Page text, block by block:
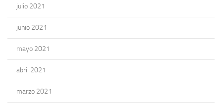
julio 2021
junio 2021
mayo 2021
abril 2021
marzo 2021